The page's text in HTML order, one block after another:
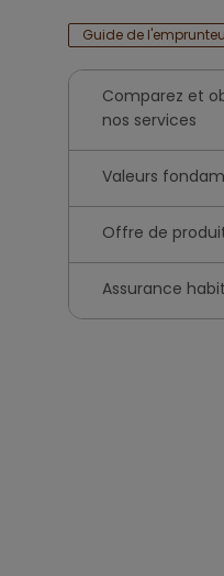
Guide de
Comparez et
nos services
Valeurs
Offre de
Assurance